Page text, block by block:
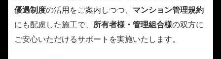
優遇制度の活用をご案内しつつ、 マンション管理規約
にも配慮した施工で、
所有者様・管理組合様の双方に
ご安心いただけるサポートを実施いたします。